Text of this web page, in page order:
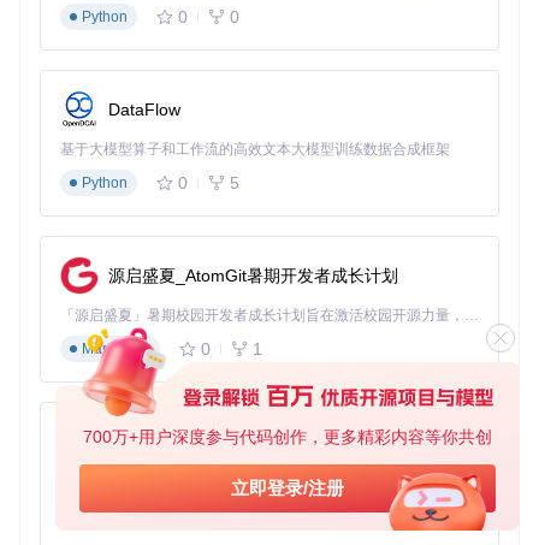
700万+用户深度参与代码创作，更多精彩内容等你共创
立即登录/注册
当您需要学习烹饪教程或软件操作指南时，可以通过"Sponsor
Block"功能自动跳过视频中的赞助片段、片头片尾和过渡动
画。实测数据显示，该功能平均可减少25%的无效观看时间，
操作路径：设置 → 内容过滤 → 启用SponsorBlock → 选择要
🎬 场景二：家庭电影夜的影院级画质调校
周末家庭观影时，建议将"动态帧率匹配"（画面与屏幕刷新率
同步）和"HDR自动切换"功能开启。相比普通播放模式，这两
项设置可使画面流畅度提升40%，暗部细节呈现提升30%，特
别适合观看科幻片和动作片。
图2：视频播放设置面板提供丰富的画质调节选项，包括格式
选择、缓冲控制和帧率匹配等高级功能
👨‍👩‍👧‍👦 场景三：多用户家庭的个性化内容隔离
在有儿童的家庭中，您可以通过创建独立用户配置文件实现内
Python
0 0
DataFlow
基于大模型算子和工作流的高效文本大模型训练数据合成框架
Python
0 5
源启盛夏_AtomGit暑期开发者成长计划
「源启盛夏」暑期校园开发者成长计划旨在激活校园开源力量，通过积分激励、认证扶持、资源倾斜等形式，引导高校组织和开发者完成「入驻 — 建项目 — 做贡献 — 获认证 — 得资源」的完整闭环。无论你是想带领社团入驻平台的组织者，还是希望用代码贡献证明自己的开发者，都能在这里找到属于你的成长路径。
Markdown
0 1
py-xiaozhi
基于Python的Xiaozhi AI，适用于想要完整Xiaozhi体验而无需拥有专用硬件的用户。
Python
0 1